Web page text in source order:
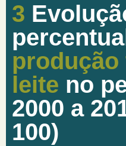
3
produção
leite no
2000 a
100)